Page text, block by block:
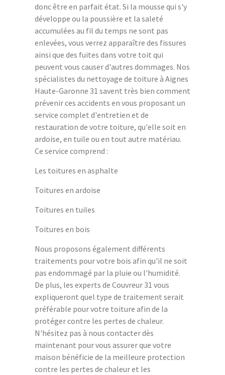
donc être en parfait état. Si la mousse qui s'y
développe ou la poussière et la saleté
accumulées au fil du temps ne sont pas
enlevées, vous verrez apparaître des fissures
ainsi que des fuites dans votre toit qui
peuvent vous causer d'autres dommages. Nos
spécialistes du nettoyage de toiture à Aignes
Haute-Garonne 31 savent très bien comment
prévenir ces accidents en vous proposant un
service complet d'entretien et de
restauration de votre toiture, qu'elle soit en
ardoise, en tuile ou en tout autre matériau.
Ce service comprend :
Les toitures en asphalte
Toitures en ardoise
Toitures en tuiles
Toitures en bois
Nous proposons également différents
traitements pour votre bois afin qu'il ne soit
pas endommagé par la pluie ou l'humidité.
De plus, les experts de Couvreur 31 vous
expliqueront quel type de traitement serait
préférable pour votre toiture afin de la
protéger contre les pertes de chaleur.
N'hésitez pas à nous contacter dès
maintenant pour vous assurer que votre
maison bénéficie de la meilleure protection
contre les pertes de chaleur et les